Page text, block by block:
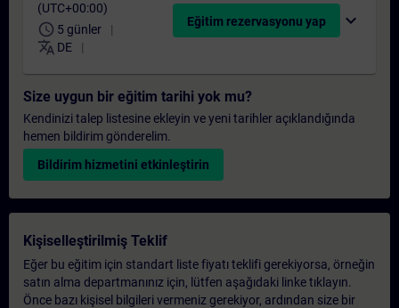
(UTC+00:00)
schedule 5 günler
translate DE
Eğitim rezervasyonu yap expand_more
Size uygun bir eğitim tarihi yok mu?
Kendinizi talep listesine ekleyin ve yeni tarihler açıklandığında
hemen bildirim gönderelim.
Bildirim hizmetini etkinleştirin
Kişiselleştirilmiş Teklif
Eğer bu eğitim için standart liste fiyatı teklifi gerekiyorsa, örneğin
satın alma departmanınız için, lütfen aşağıdaki linke tıklayın.
Önce bazı kişisel bilgileri vermeniz gerekiyor, ardından size bir